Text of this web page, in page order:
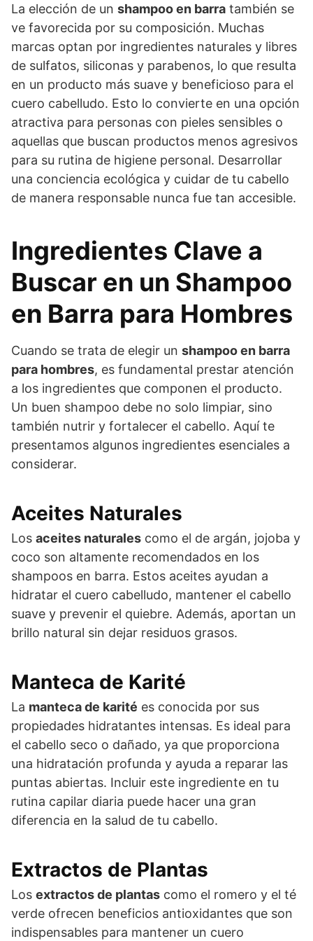
La elección de un shampoo en barra también se
ve favorecida por su composición. Muchas
marcas optan por ingredientes naturales y libres
de sulfatos, siliconas y parabenos, lo que resulta
en un producto más suave y beneficioso para el
cuero cabelludo. Esto lo convierte en una opción
atractiva para personas con pieles sensibles o
aquellas que buscan productos menos agresivos
para su rutina de higiene personal. Desarrollar
una conciencia ecológica y cuidar de tu cabello
de manera responsable nunca fue tan accesible.
Ingredientes Clave a
Buscar en un Shampoo
en Barra para Hombres
Cuando se trata de elegir un shampoo en barra
para hombres, es fundamental prestar atención
a los ingredientes que componen el producto.
Un buen shampoo debe no solo limpiar, sino
también nutrir y fortalecer el cabello. Aquí te
presentamos algunos ingredientes esenciales a
considerar.
Aceites Naturales
Los aceites naturales como el de argán, jojoba y
coco son altamente recomendados en los
shampoos en barra. Estos aceites ayudan a
hidratar el cuero cabelludo, mantener el cabello
suave y prevenir el quiebre. Además, aportan un
brillo natural sin dejar residuos grasos.
Manteca de Karité
La manteca de karité es conocida por sus
propiedades hidratantes intensas. Es ideal para
el cabello seco o dañado, ya que proporciona
una hidratación profunda y ayuda a reparar las
puntas abiertas. Incluir este ingrediente en tu
rutina capilar diaria puede hacer una gran
diferencia en la salud de tu cabello.
Extractos de Plantas
Los extractos de plantas como el romero y el té
verde ofrecen beneficios antioxidantes que son
indispensables para mantener un cuero